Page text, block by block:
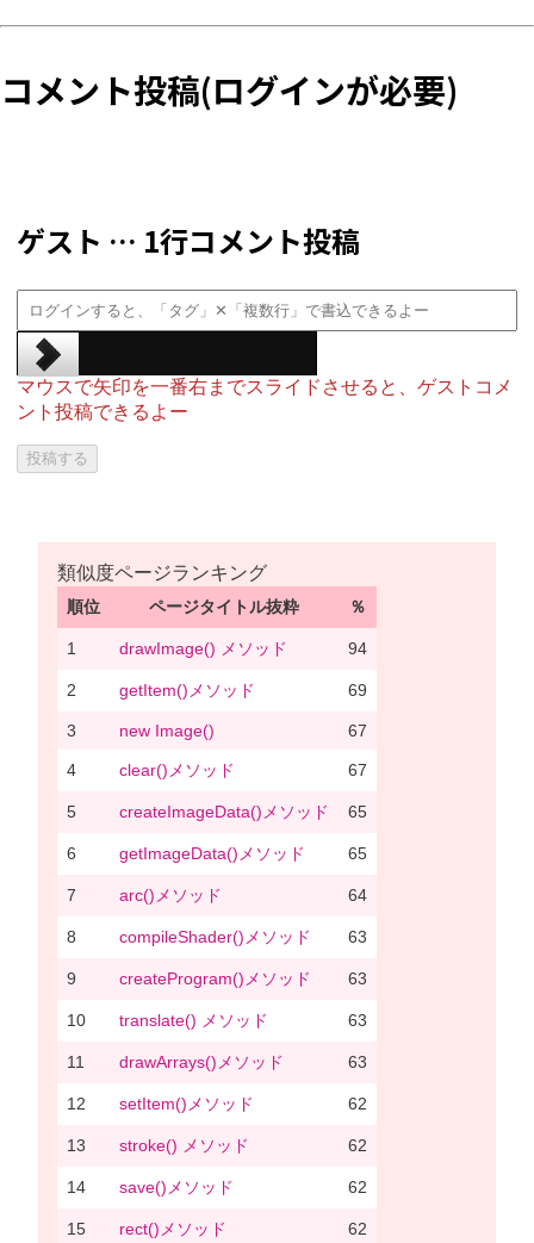
コメント投稿(ログインが必要)
ゲスト … 1行コメント投稿
マウスで矢印を一番右までスライドさせると、ゲストコメ
ント投稿できるよー
類似度ページランキング
順位 ページタイトル抜粋 ％
1 drawImage() メソッド 94
2 getItem()メソッド 69
3 new Image() 67
4 clear()メソッド 67
5 createImageData()メソッド 65
6 getImageData()メソッド 65
7 arc()メソッド 64
8 compileShader()メソッド 63
9 createProgram()メソッド 63
10 translate() メソッド 63
11 drawArrays()メソッド 63
12 setItem()メソッド 62
13 stroke() メソッド 62
14 save()メソッド 62
15 rect()メソッド 62